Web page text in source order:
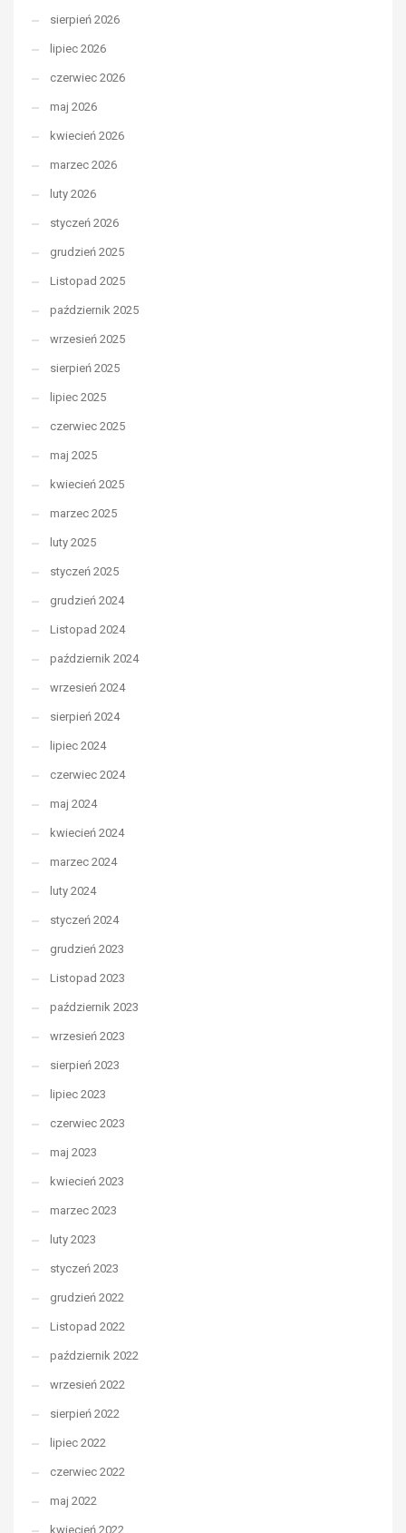
sierpień 2026
lipiec 2026
czerwiec 2026
maj 2026
kwiecień 2026
marzec 2026
luty 2026
styczeń 2026
grudzień 2025
Listopad 2025
październik 2025
wrzesień 2025
sierpień 2025
lipiec 2025
czerwiec 2025
maj 2025
kwiecień 2025
marzec 2025
luty 2025
styczeń 2025
grudzień 2024
Listopad 2024
październik 2024
wrzesień 2024
sierpień 2024
lipiec 2024
czerwiec 2024
maj 2024
kwiecień 2024
marzec 2024
luty 2024
styczeń 2024
grudzień 2023
Listopad 2023
październik 2023
wrzesień 2023
sierpień 2023
lipiec 2023
czerwiec 2023
maj 2023
kwiecień 2023
marzec 2023
luty 2023
styczeń 2023
grudzień 2022
Listopad 2022
październik 2022
wrzesień 2022
sierpień 2022
lipiec 2022
czerwiec 2022
maj 2022
kwiecień 2022